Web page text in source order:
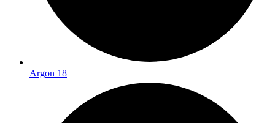
Argon 18